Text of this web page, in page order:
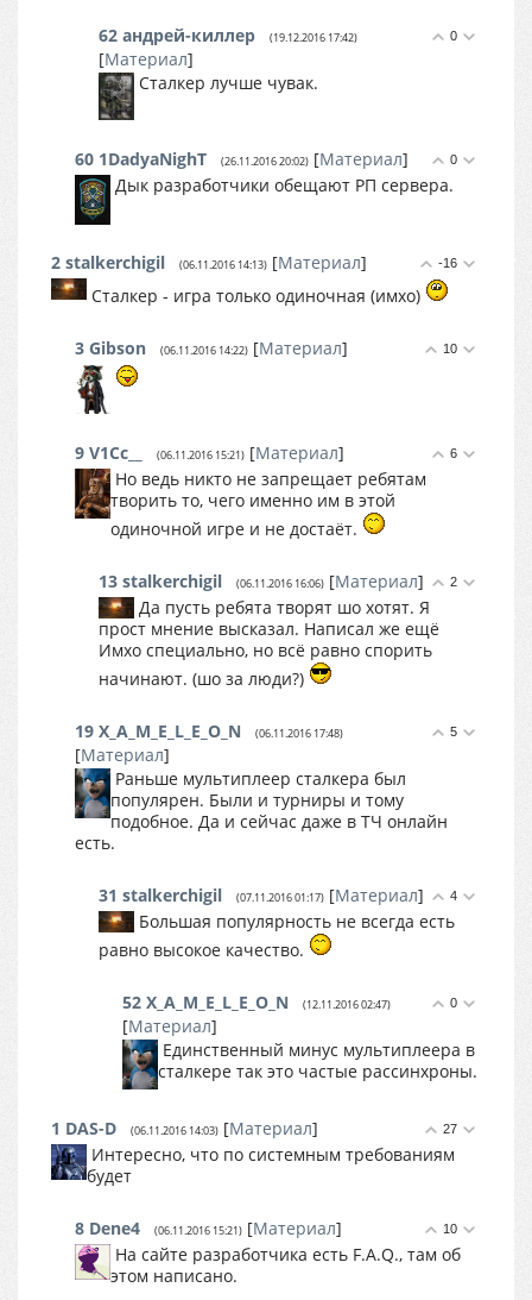
0
62 андрей-киллер (19.12.2016 17:42)
[Материал]
Сталкер лучше чувак.
0
60 1DadyaNighT (26.11.2016 20:02) [Материал]
Дык разработчики обещают РП сервера.
-16
2 stalkerchigil (06.11.2016 14:13) [Материал]
Сталкер - игра только одиночная (имхо)
10
3 Gibson (06.11.2016 14:22) [Материал]
6
9 V1Cc__ (06.11.2016 15:21) [Материал]
Но ведь никто не запрещает ребятам
творить то, чего именно им в этой
одиночной игре и не достаёт.
2
13 stalkerchigil (06.11.2016 16:06) [Материал]
Да пусть ребята творят шо хотят. Я
прост мнение высказал. Написал же ещё
Имхо специально, но всё равно спорить
начинают. (шо за люди?)
5
19 X_A_M_E_L_E_O_N (06.11.2016 17:48)
[Материал]
Раньше мультиплеер сталкера был
популярен. Были и турниры и тому
подобное. Да и сейчас даже в ТЧ онлайн
есть.
4
31 stalkerchigil (07.11.2016 01:17) [Материал]
Большая популярность не всегда есть
равно высокое качество.
0
52 X_A_M_E_L_E_O_N (12.11.2016 02:47)
[Материал]
Единственный минус мультиплеера в
сталкере так это частые рассинхроны.
27
1 DAS-D (06.11.2016 14:03) [Материал]
Интересно, что по системным требованиям
будет
10
8 Dene4 (06.11.2016 15:21) [Материал]
На сайте разработчика есть F.A.Q., там об
этом написано.